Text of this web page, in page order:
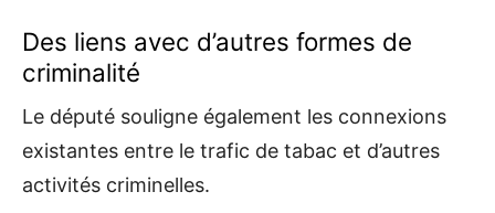
Des liens avec d’autres formes de
criminalité
Le député souligne également les connexions
existantes entre le trafic de tabac et d’autres
activités criminelles.